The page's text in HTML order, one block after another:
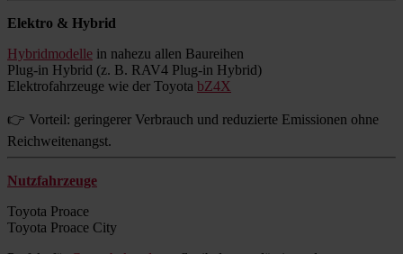
Elektro & Hybrid
Hybridmodelle in nahezu allen Baureihen
Plug-in Hybrid (z. B. RAV4 Plug-in Hybrid)
Elektrofahrzeuge wie der Toyota bZ4X
👉 Vorteil: geringerer Verbrauch und reduzierte Emissionen ohne
Reichweitenangst.
Nutzfahrzeuge
Toyota Proace
Toyota Proace City